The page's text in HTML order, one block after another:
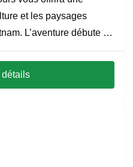
et les paysages
L’aventure débute à
détails